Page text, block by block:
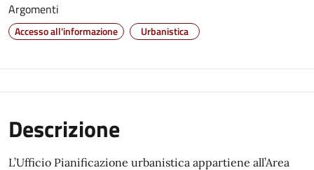
Argomenti
Accesso all'informazione Urbanistica
Descrizione
L’Ufficio Pianificazione urbanistica appartiene all’Area